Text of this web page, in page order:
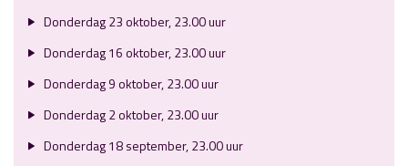
Donderdag 23 oktober, 23.00 uur
Donderdag 16 oktober, 23.00 uur
Donderdag 9 oktober, 23.00 uur
Donderdag 2 oktober, 23.00 uur
Donderdag 18 september, 23.00 uur